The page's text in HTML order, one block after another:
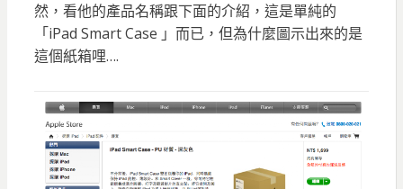
然，看他的產品名稱跟下面的介紹，這是單純的
「iPad Smart Case 」而已，但為什麼圖示出來的是
這個紙箱哩….